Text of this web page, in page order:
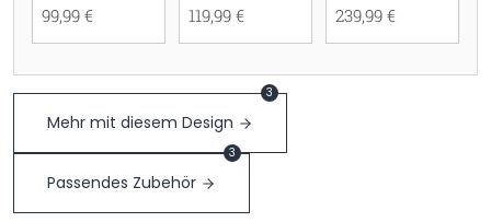
99,99 € 119,99 € 239,99 €
Mehr mit diesem Design
3
Passendes Zubehör
3